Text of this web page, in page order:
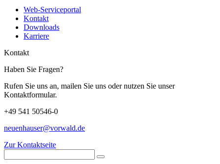
Web-Serviceportal
Kontakt
Downloads
Karriere
Kontakt
Haben Sie Fragen?
Rufen Sie uns an, mailen Sie uns oder nutzen Sie unser
Kontaktformular.
+49 541 50546-0
neuenhauser@vorwald.de
Zur Kontaktseite